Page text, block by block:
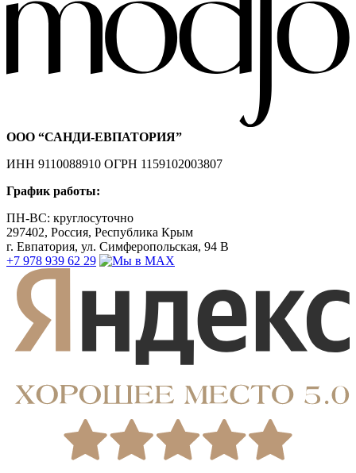
ООО “САНДИ-ЕВПАТОРИЯ”
ИНН 9110088910 ОГРН 1159102003807
График работы:
ПН-ВС: круглосуточно
297402, Россия, Республика Крым
г. Евпатория, ул. Симферопольская, 94 В
+7 978 939 62 29